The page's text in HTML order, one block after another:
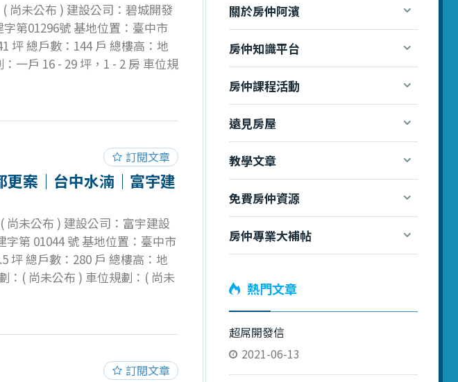
尚未公布 ) 建設公司：碧城開發
第01296號 基地位置：臺中市
坪 總戶數：144 戶 總樓高：地
一戶 16 - 29 坪，1 - 2 房 車位規
輛 物件配備： 精裝修附－天
廚具、VAF全區空氣清淨系
設比：( 尚未公布 ) 建蔽率：
拍圖為 60 米高度，約大樓 10 -
訂閱文章
案｜台中水湳｜富宇建
未公布 ) 建設公司：富宇建設
第 01044 號 基地位置：臺中市
坪 總戶數：280 戶 總樓高：地
：( 尚未公布 ) 車位規劃：( 尚未
% 公設項目：( 尚未公布 ) 預計
住宅區 富宇都更案空拍 以下空
角 台中都發局公開資訊 富宇建設
訂閱文章
關於房仲阿濱
房仲知識平台
房仲課程活動
遠見房屋
教學文章
免費房仲資源
房仲專業大補帖
熱門文章
超屌開發信
2021-06-13